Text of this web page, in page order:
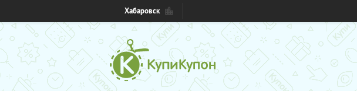
Хабаровск